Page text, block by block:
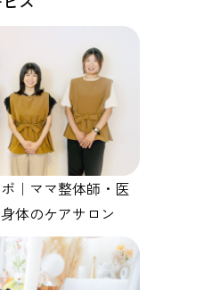
｜ママ整体師・医
体のケアサロン